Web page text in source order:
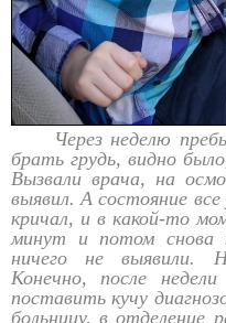
Через неделю
брать грудь, видно
Вызвали врача, на
выявил. А состояние
кричал, и в какой-то
минут и потом снова
ничего не выявили.
Конечно, после
поставить кучу
больницу, в отделение